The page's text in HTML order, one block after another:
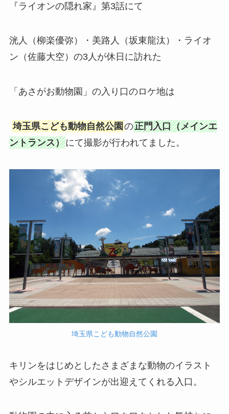
『ライオンの隠れ家』第3話にて
洸人（柳楽優弥） ・美路人
（坂東龍汰）・ライオ
ン（佐藤大空）の3人が休日に訪れた
「あさがお動物園」の入り口のロケ地は
埼玉県こども動物自然公園の正門入口（メインエ
ントランス）にて撮影が行われてました。
埼玉県こども動物自然公園
キリンをはじめとしたさまざまな動物のイラスト
やシルエットデザインが出迎えてくれる入口。